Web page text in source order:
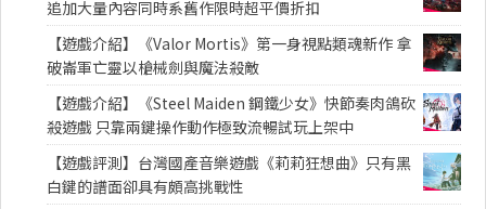
追加大量內容同時系舊作限時超平價折扣
【遊戲介紹】《Valor Mortis》第一身視點類魂新作 拿
破崙軍亡靈以槍械劍與魔法殺敵
【遊戲介紹】《Steel Maiden 鋼鐵少女》快節奏肉鴿砍
殺遊戲 只靠兩鍵操作動作極致流暢試玩上架中
【遊戲評測】台灣國產音樂遊戲《莉莉狂想曲》只有黑
白鍵的譜面卻具有頗高挑戰性